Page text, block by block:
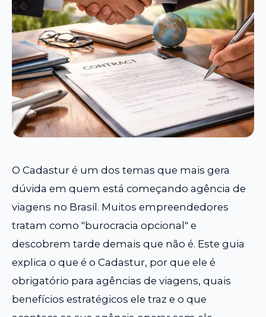
O Cadastur é um dos temas que mais gera
dúvida em quem está começando agência de
viagens no Brasil. Muitos empreendedores
tratam como "burocracia opcional" e
descobrem tarde demais que não é. Este guia
explica o que é o Cadastur, por que ele é
obrigatório para agências de viagens, quais
benefícios estratégicos ele traz e o que